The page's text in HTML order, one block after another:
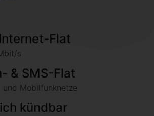
Flat
s
& SMS-Flat
und Mobilfunknetze
kündbar